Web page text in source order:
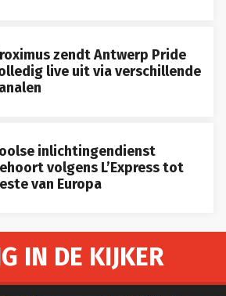
zendt Antwerp Pride
live uit via verschillende
inlichtingendienst
volgens L’Express tot
van Europa
IN DE KIJKER